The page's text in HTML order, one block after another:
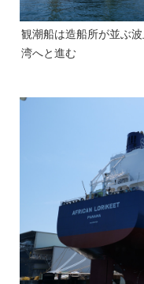
観潮船は造船所が並ぶ
湾へと進む